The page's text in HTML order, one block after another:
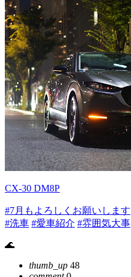
CX-30 DM8P
#7月もよろしくお願いします
#洗車 #愛車紹介 #雰囲気大事
🌊
thumb_up 48